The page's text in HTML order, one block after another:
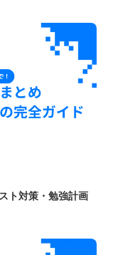
ト対策・勉強計画